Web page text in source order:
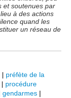
et soutenues par
à des actions
quand les
un réseau de
| préfète de la
| procédure
gendarmes |